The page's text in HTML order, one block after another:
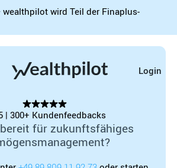
wird Teil der Finaplus-
Login
| 300+ Kundenfeedbacks
für zukunftsfähiges